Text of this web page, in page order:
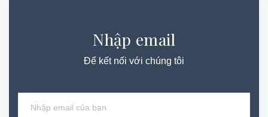
Nhập email
Để kết nối với chúng tôi